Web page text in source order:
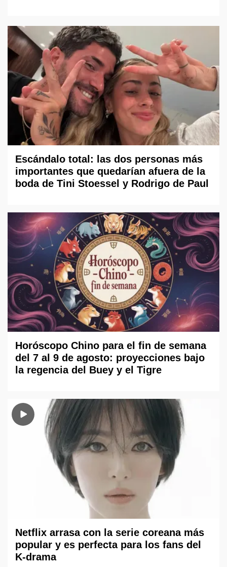
Escándalo total: las dos personas más
importantes que quedarían afuera de la
boda de Tini Stoessel y Rodrigo de Paul
Horóscopo Chino para el fin de semana
del 7 al 9 de agosto: proyecciones bajo
la regencia del Buey y el Tigre
Netflix arrasa con la serie coreana más
popular y es perfecta para los fans del
K-drama